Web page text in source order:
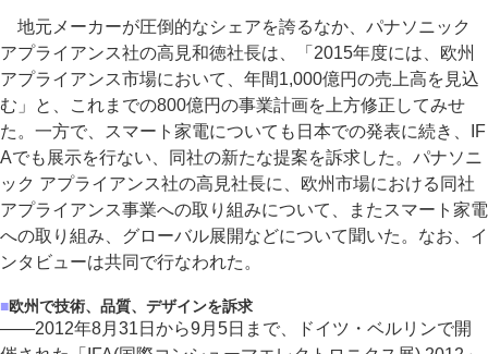
地元メーカーが圧倒的なシェアを誇るなか、パナソニック
アプライアンス社の高見和徳社長は、「2015年度には、欧州
アプライアンス市場において、年間1,000億円の売上高を見込
む」と、これまでの800億円の事業計画を上方修正してみせ
た。一方で、スマート家電についても日本での発表に続き、IF
Aでも展示を行ない、同社の新たな提案を訴求した。パナソニ
ック アプライアンス社の高見社長に、欧州市場における同社
アプライアンス事業への取り組みについて、またスマート家電
への取り組み、グローバル展開などについて聞いた。なお、イ
ンタビューは共同で行なわれた。
■欧州で技術、品質、デザインを訴求
――2012年8月31日から9月5日まで、ドイツ・ベルリンで開